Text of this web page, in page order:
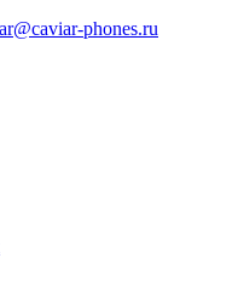
phones.ru